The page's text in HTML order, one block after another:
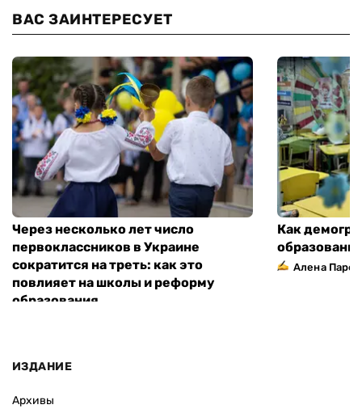
ВАС ЗАИНТЕРЕСУЕТ
Через несколько лет число
первоклассников в Украине
сократится на треть: как это
повлияет на школы и реформу
образования
Как
Алена
ИЗДАНИЕ
Архивы